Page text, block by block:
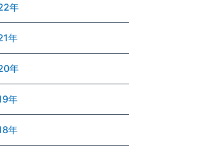
年
年
年
年
年